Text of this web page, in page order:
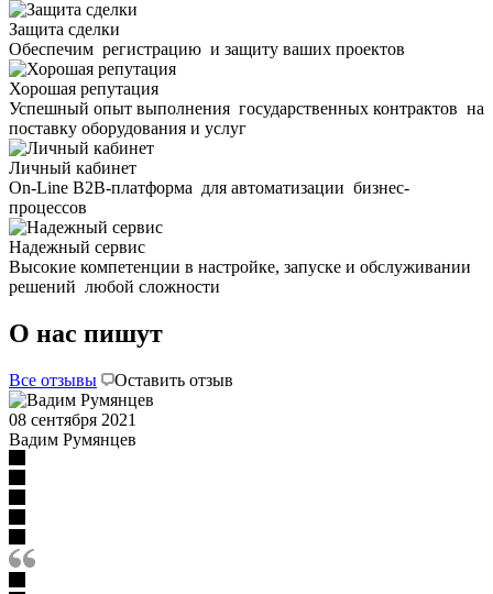
Защита сделки
Обеспечим регистрацию и защиту ваших проектов
Хорошая репутация
Успешный опыт выполнения государственных контрактов на
поставку оборудования и услуг
Личный кабинет
On-Line В2В-платформа для автоматизации бизнес-
процессов
Надежный сервис
Высокие компетенции в настройке, запуске и обслуживании
решений любой сложности
О нас пишут
Все отзывы Оставить отзыв
08 сентября 2021
Вадим Румянцев